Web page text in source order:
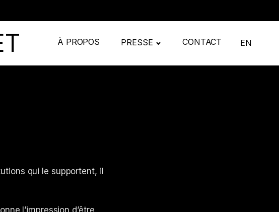
À PROPOS PRESSE CONTACT EN
qui le supportent, il
l’impression d’être